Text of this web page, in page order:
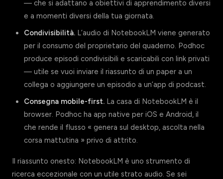
— che si adattano a obiettivi di apprendimento diversi
e a momenti diversi della tua giornata.
Condivisibilità. L’audio di NotebookLM viene generato
per il consumo del proprietario del quaderno. Podhoc
produce episodi condivisibili e scaricabili con link privati
— utile se vuoi inviare il riassunto di un paper a un
collega o aggiungere un episodio a un’app di podcast.
Consegna mobile-first. La casa di NotebookLM è il
browser. Podhoc ha app native per iOS e Android, il
che rende il flusso « genera sul desktop, ascolta nella
corsa mattutina » privo di attrito.
Il riassunto onesto: NotebookLM è uno strumento di
ricerca eccezionale con un utile strato audio. Se sei